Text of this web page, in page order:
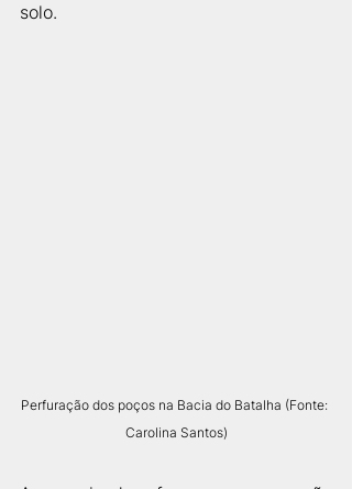
solo.
Perfuração dos poços na Bacia do Batalha (Fonte:
Carolina Santos)